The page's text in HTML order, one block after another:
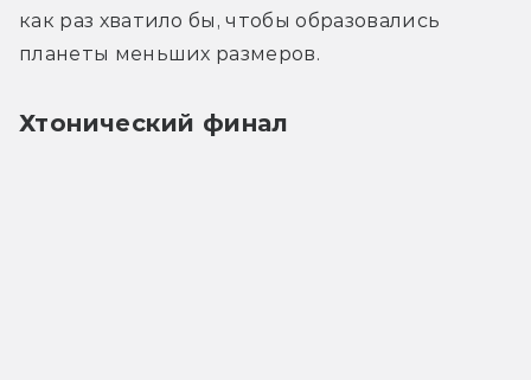
как раз хватило бы, чтобы образовались
планеты меньших размеров.
Хтонический финал